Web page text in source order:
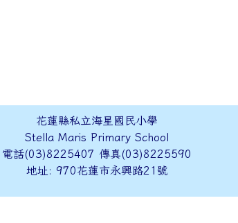
花蓮縣私立海星國民小學
Stella Maris Primary School
電話(03)8225407 傳真(03)8225590
地址: 970花蓮市永興路21號